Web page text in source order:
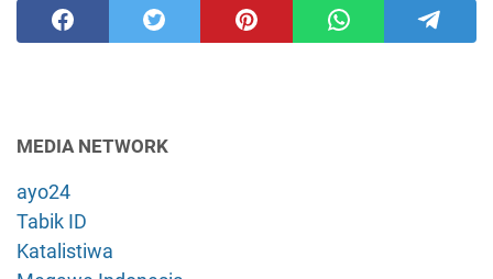
MEDIA NETWORK
ayo24
Tabik ID
Katalistiwa